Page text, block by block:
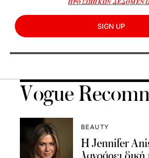
SIGN UP
Vogue
BEAUTY
H Jennifer